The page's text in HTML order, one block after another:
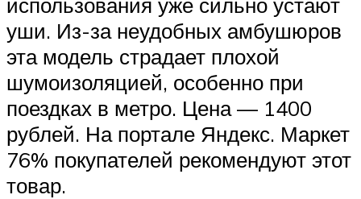
уши. Из-за неудобных амбушюров
эта модель страдает плохой
шумоизоляцией, особенно при
поездках в метро. Цена — 1400
рублей. На портале Яндекс. Маркет
76% покупателей рекомендуют этот
товар.